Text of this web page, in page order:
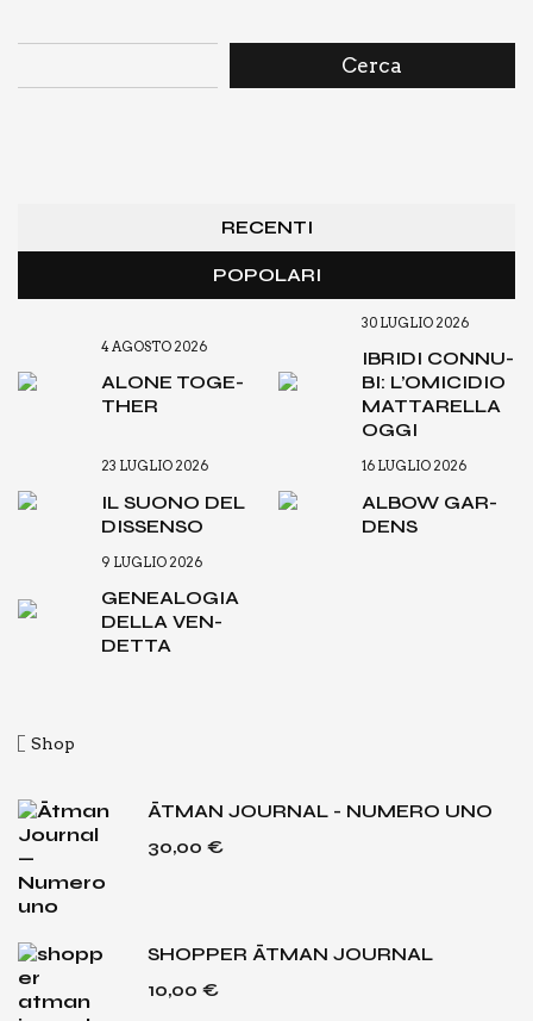
Cerca
RECENTI
POPOLARI
4 AGOSTO 2026
ALO­NE TOGE­
THER
30 LUGLIO 2026
IBRI­DI CON­NU­
BI: L’O­MI­CI­DIO
MAT­TA­REL­LA
OGGI
23 LUGLIO 2026
IL SUO­NO DEL
DIS­SEN­SO
16 LUGLIO 2026
ALBOW GAR­
DENS
9 LUGLIO 2026
GENEA­LO­GIA
DEL­LA VEN­
DET­TA
Shop
ĀTMAN JOURNAL - NUMERO UNO
30,00 €
SHOPPER ĀTMAN JOURNAL
10,00 €